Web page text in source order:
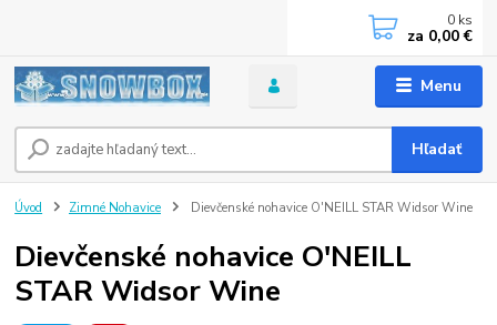
Menu
Hľadať
0 ks
za 0,00 €
Úvod Zimné Nohavice Dievčenské nohavice O'NEILL STAR Widsor Wine
Dievčenské nohavice O'NEILL
STAR Widsor Wine